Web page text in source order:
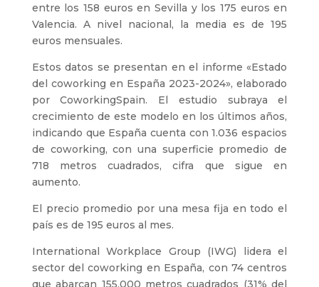
entre los 158 euros en Sevilla y los 175 euros en
Valencia. A nivel nacional, la media es de 195
euros mensuales.
Estos datos se presentan en el informe «Estado
del coworking en España 2023-2024», elaborado
por CoworkingSpain. El estudio subraya el
crecimiento de este modelo en los últimos años,
indicando que España cuenta con 1.036 espacios
de coworking, con una superficie promedio de
718 metros cuadrados, cifra que sigue en
aumento.
El precio promedio por una mesa fija en todo el
país es de 195 euros al mes.
International Workplace Group (IWG) lidera el
sector del coworking en España, con 74 centros
que abarcan 155.000 metros cuadrados (31% del